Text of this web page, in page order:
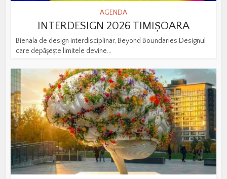
AGENDA
INTERDESIGN 2026 TIMIȘOARA
Bienala de design interdisciplinar, Beyond Boundaries Designul
care depășește limitele devine...